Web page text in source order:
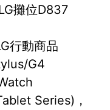
攤位D837
行動商品
G4
Series)，